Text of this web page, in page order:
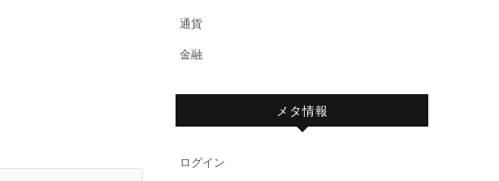
通貨
金融
メタ情報
ログイン